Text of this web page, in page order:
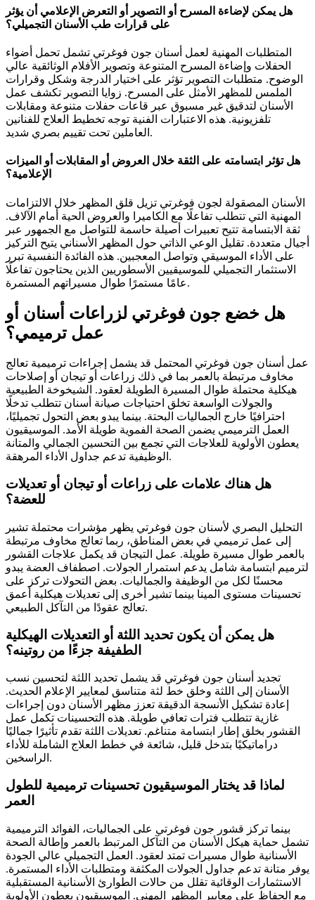
هل يمكن لإضاءة المسرح أو التصوير أو التعرض الإعلامي أن يؤثر
على قرارات طب الأسنان التجميلي؟
المتطلبات المهنية لعمل أسنان جون فوغرتي تشمل تحمل أضواء
الحفلات وإضاءة المسرح المتنوعة وتصوير الأفلام الوثائقية عالي
الوضوح. متطلبات التصوير تؤثر على اختيار الدرجة وشكل وقرارات
الملمس للمظهر الأمثل على المسرح. زوايا التصوير تكشف عمل
الأسنان لتدقيق غير مسبوق عبر قاعات حفلات متنوعة ومقابلات
تلفزيونية. هذه الاعتبارات الفنية توجه تخطيط العلاج للفنانين
العاملين تحت تقييم بصري شديد.
هل تؤثر ابتسامته على الثقة خلال العروض أو المقابلات أو الميزات
الإعلامية؟
الأسنان المصقولة لجون فوغرتي تزيل قلق المظهر خلال الالتزامات
المهنية التي تتطلب تفاعلًا مع الكاميرا والعروض الحية أمام الآلاف.
ثقة الابتسامة تتيح تعبيرات أصيلة حاسمة للتواصل مع الجمهور عبر
أجيال متعددة. تقليل الوعي الذاتي حول المظهر الأسناني يتيح التركيز
على الأداء الموسيقي وتواصل المعجبين. هذه الفائدة النفسية تبرر
الاستثمار التجميلي للموسيقيين الأسطوريين الذين يحتاجون تفاعلًا
عامًا مستمرًا طوال مسيراتهم المستمرة.
هل خضع جون فوغرتي لزراعات أسنان أو
عمل ترميمي؟
عمل أسنان جون فوغرتي المحتمل قد يشمل إجراءات ترميمية تعالج
مخاوف مرتبطة بالعمر بما في ذلك زراعات أو تيجان أو إصلاحات
هيكلية محتملة طوال المسيرة الطويلة لعقود. الشيخوخة الطبيعية
والجولات الواسعة تخلق احتياجات صيانة أسنان تتطلب تدخلًا
احترافيًا خارج الجماليات البحتة. بينما يبدو بعض التحول تجميليًا،
العمل الترميمي يضمن الصحة الفموية طويلة الأمد. الموسيقيون
يعطون الأولوية للعلاجات التي تجمع بين التحسين الجمالي والمتانة
الوظيفية تدعم جداول الأداء المرهقة.
هل هناك علامات على زراعات أو تيجان أو تعديلات
للعضة؟
التحليل البصري لأسنان جون فوغرتي يظهر مؤشرات محتملة تشير
إلى عمل ترميمي في بعض المناطق، ربما تعالج مخاوف مرتبطة
بالعمر طوال مسيرة طويلة. عمل التيجان قد يكمل علاجات القشور
لترميم ابتسامة شامل يدعم استمرار الجولات. اصطفاف العضة يبدو
محسنًا لكل من الوظيفة والجماليات. بعض التحولات تركز على
تحسينات مستوى المينا بينما تشير أخرى إلى تعديلات هيكلية أعمق
تعالج عقودًا من التآكل الطبيعي.
هل يمكن أن يكون تحديد اللثة أو التعديلات الهيكلية
الطفيفة جزءًا من روتينه؟
تجديد أسنان جون فوغرتي قد يشمل تحديد اللثة لتحسين نسب
الأسنان إلى اللثة وخلق خط لثة متناسق لمعايير الإعلام الحديث.
إعادة تشكيل الأنسجة الدقيقة تعزز مظهر الأسنان دون إجراءات
غازية تتطلب فترات تعافي طويلة. هذه التحسينات تكمل عمل
القشور بخلق إطار ابتسامة متناغم. تعديلات اللثة تقدم تأثيرًا جماليًا
دراماتيكيًا بتدخل قليل، شائعة في خطط العلاج الشاملة للأداء
الراسخين.
لماذا قد يختار الموسيقيون تحسينات ترميمية للطول
العمر
بينما تركز قشور جون فوغرتي على الجماليات، الفوائد الترميمية
تشمل حماية هيكل الأسنان من التآكل المرتبط بالعمر وإطالة الصحة
الأسنانية طوال مسيرات تمتد لعقود. العمل التجميلي عالي الجودة
يوفر متانة تدعم جداول الجولات المكثفة ومتطلبات الأداء المستمرة.
الاستثمارات الوقائية تقلل من حالات الطوارئ الأسنانية المستقبلية
مع الحفاظ على معايير المظهر المهني. الموسيقيون يعطون الأولوية